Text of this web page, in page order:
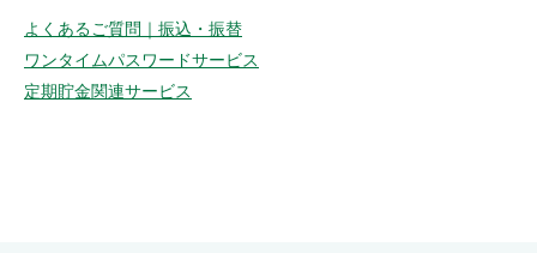
よくあるご質問｜振込・振替
ワンタイムパスワードサービス
定期貯金関連サービス